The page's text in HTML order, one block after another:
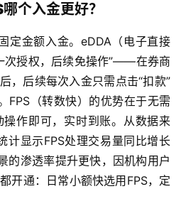
个入金更好？
定金额入金。eDDA（电子直接
次授权，后续免操作”——在券商
，后续每次入金只需点击“扣款”
FPS（转数快）的优势在于无需
作即可，实时到账。从数据来
计显示FPS处理交易量同比增长
的渗透率提升更快，因机构用户
开通：日常小额快选用FPS，定